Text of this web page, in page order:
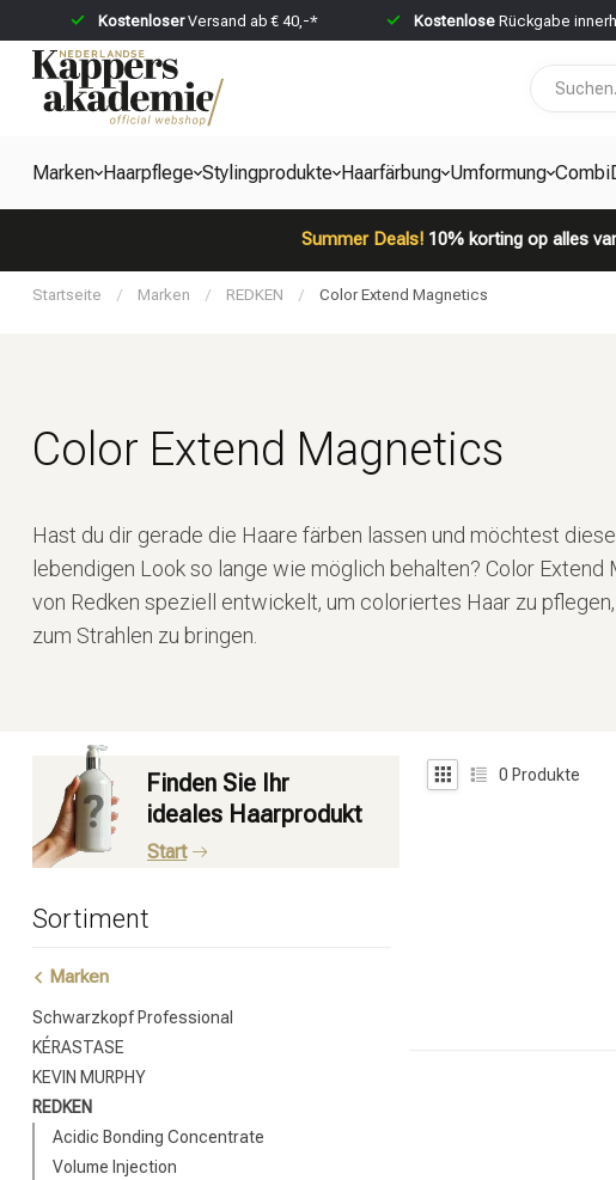
KostenloserVersand ab € 40,-* Kostenlose Rückgabe
Marken Haarpflege Stylingprodukte Haarfärbung Umformung
Summer Deals!10% korting op alles
Startseite / Marken / REDKEN / Color Extend Magnetics
Color Extend Magnetics
Hast du dir gerade die Haare färben lassen und möchtest
lebendigen Look so lange wie möglich behalten? Color Extend
von Redken speziell entwickelt, um coloriertes Haar zu
zum Strahlen zu bringen.
Finden Sie Ihr
ideales Haarprodukt
Start
Sortiment
Marken
Schwarzkopf Professional
KÉRASTASE
KEVIN MURPHY
REDKEN
Acidic Bonding Concentrate
Volume Injection
0 Produkte